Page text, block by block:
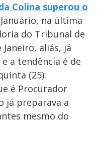
Colina superou o
na última
do Tribunal de
aliás, já
a tendência é de
(25).
é Procurador
já preparava a
mesmo do